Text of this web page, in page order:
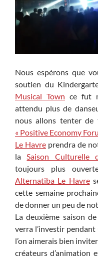
Nous espérons que
soutien du
Musical Town ce fut
attendu plus de
nous allons tenter de
« Positive Economy
Le Havre prendra de
laSaison Culturelle
toujours plus
Alternatiba Le Havre
cette semaine
de donner un peu de
La deuxième saison
verra l’investir
l’on aimerais bien
créateurs d’animation